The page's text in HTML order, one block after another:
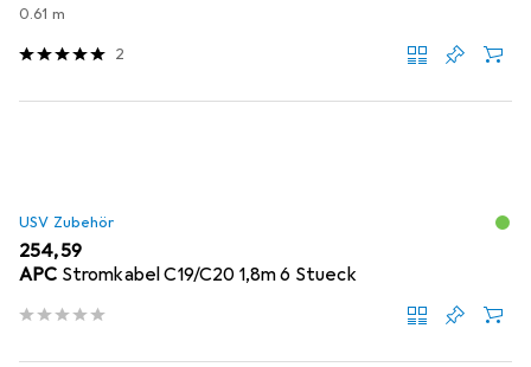
0.61 m
2
USV Zubehör
EUR
254,59
APC Stromkabel C19/C20 1,8m 6 Stueck